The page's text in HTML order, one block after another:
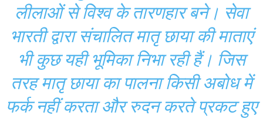
लीलाओं से विश्व के तारणहार बने। सेवा
भारती द्वारा संचालित मातृ छाया की माताएं
भी कुछ यही भूमिका निभा रही हैं। जिस
तरह मातृ छाया का पालना किसी अबोध में
फर्क नहीं करता और रुदन करते प्रकट हुए